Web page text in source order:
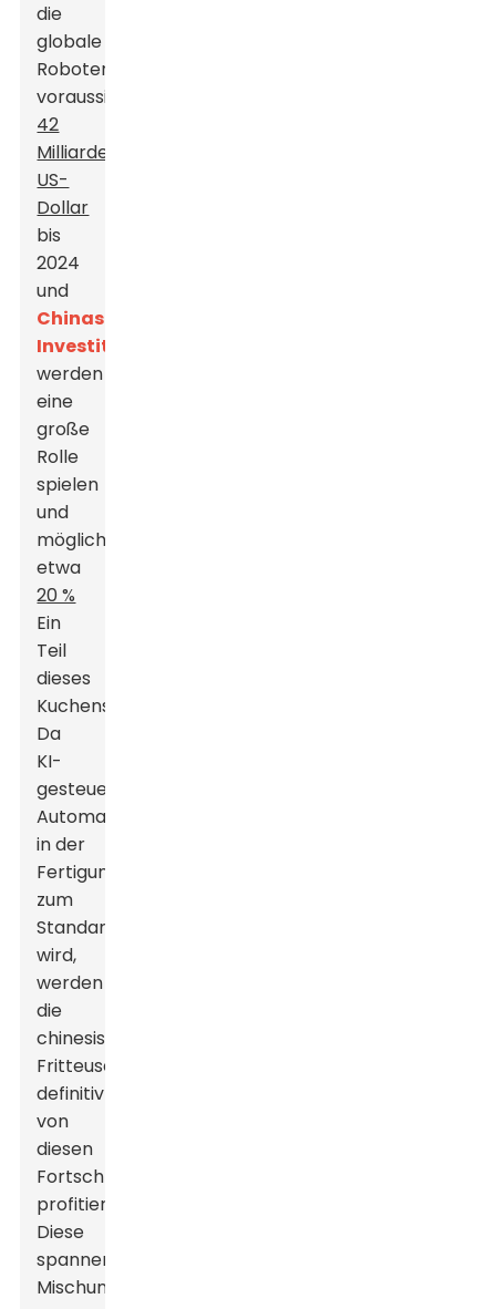
die
globale
Roboterindustrie
voraussichtlich
42
Milliarden
US-
Dollar
bis
2024
und
Chinas
Investitionen
werden
eine
große
Rolle
spielen
und
möglicherweise
etwa
20 %
Ein
Teil
dieses
Kuchens.
Da
KI-
gesteuerte
Automatisierung
in der
Fertigung
zum
Standard
wird,
werden
die
chinesischen
Fritteusen
definitiv
von
diesen
Fortschritten
profitieren.
Diese
spannende
Mischung